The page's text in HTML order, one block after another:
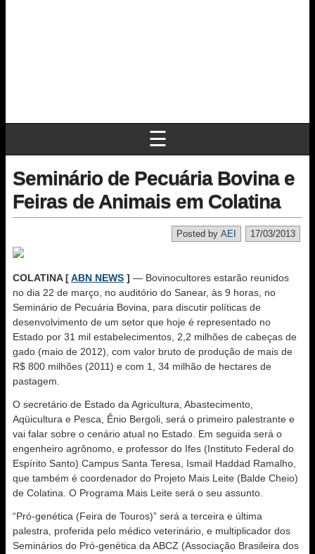
☰
Seminário de Pecuária Bovina e
Feiras de Animais em Colatina
17/03/2013
Posted by AEI
COLATINA [ABN NEWS ] — Bovinocultores estarão reunidos
no dia 22 de março, no auditório do Sanear, às 9 horas, no
Seminário de Pecuária Bovina, para discutir políticas de
desenvolvimento de um setor que hoje é representado no
Estado por 31 mil estabelecimentos, 2,2 milhões de cabeças de
gado (maio de 2012), com valor bruto de produção de mais de
R$ 800 milhões (2011) e com 1, 34 milhão de hectares de
pastagem.
O secretário de Estado da Agricultura, Abastecimento,
Aqüicultura e Pesca, Ênio Bergoli, será o primeiro palestrante e
vai falar sobre o cenário atual no Estado. Em seguida será o
engenheiro agrônomo, e professor do Ifes (Instituto Federal do
Espírito Santo) Campus Santa Teresa, Ismail Haddad Ramalho,
que também é coordenador do Projeto Mais Leite (Balde Cheio)
de Colatina. O Programa Mais Leite será o seu assunto.
“Pró-genética (Feira de Touros)” será a terceira e última
palestra, proferida pelo médico veterinário, e multiplicador dos
Seminários do Pró-genética da ABCZ (Associação Brasileira dos